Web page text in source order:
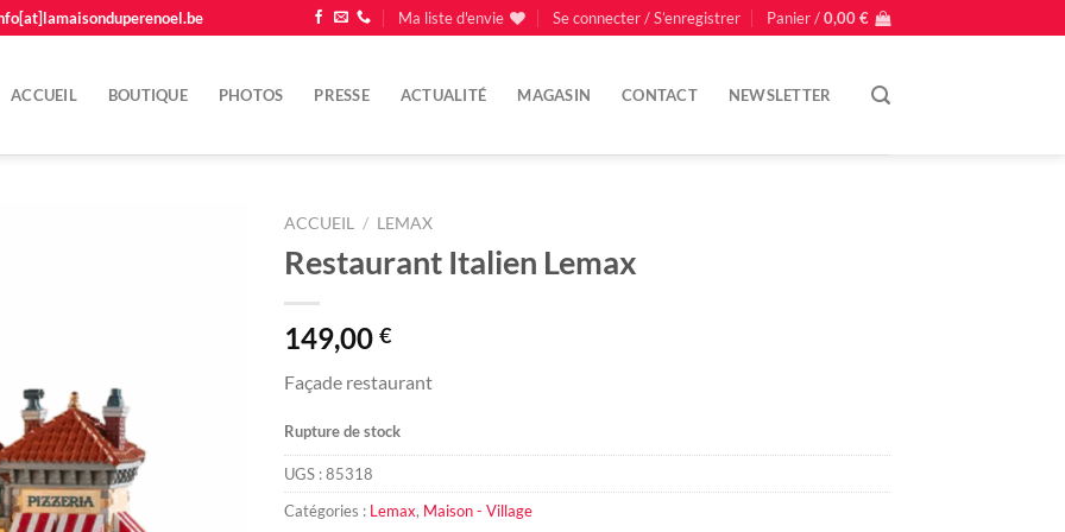
Ma liste d'envie Se connecter / S’enregistrer Panier /0,00€
ACCUEIL BOUTIQUE PHOTOS PRESSE ACTUALITÉ MAGASIN CONTACT NEWSLETTER
ACCUEIL / LEMAX
Restaurant Italien Lemax
149,00 €
Façade restaurant
Rupture de stock
UGS :85318
Catégories : Lemax, Maison - Village